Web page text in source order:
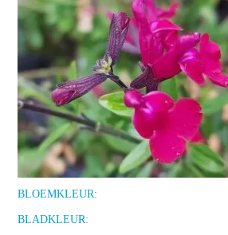
BLOEMKLEUR:
BLADKLEUR: